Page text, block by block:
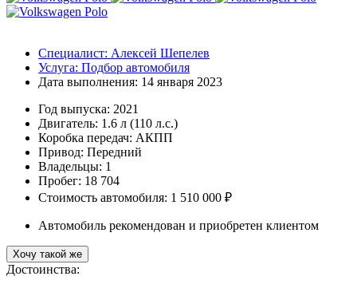
Специалист: Алексей Шепелев
Услуга: Подбор автомобиля
Дата выполнения: 14 января 2023
Год выпуска: 2021
Двигатель: 1.6 л (110 л.с.)
Коробка передач: АКПП
Привод: Передний
Владельцы: 1
Пробег: 18 704
Стоимость автомобиля: 1 510 000 ₽
Автомобиль рекомендован и приобретен клиентом
Хочу такой же
Достоинства: